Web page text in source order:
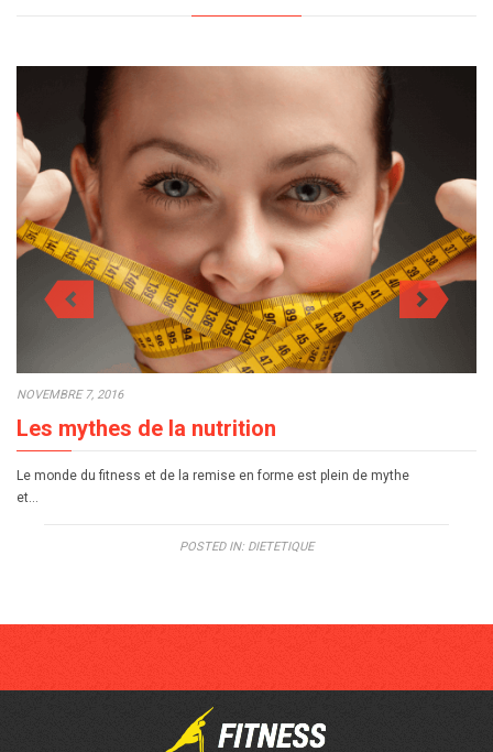
NOVEMBRE 7, 2016
Les mythes de la nutrition
Le monde du fitness et de la remise en forme est plein de mythe
et…
POSTED IN: DIETETIQUE